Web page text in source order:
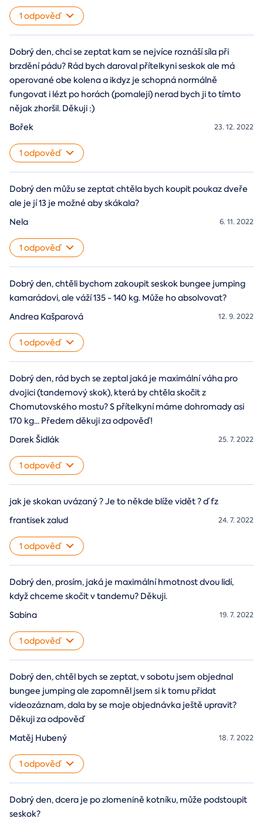
1 odpověď
Dobrý den, chci se zeptat kam se nejvíce roznáší síla při
brzdění pádu? Rád bych daroval přítelkyni seskok ale má
operované obe kolena a ikdyz je schopná normálně
fungovat i lézt po horách (pomaleji) nerad bych ji to tímto
nějak zhoršil. Děkuji :)
23. 12. 2022
Bořek
1 odpověď
Dobrý den můžu se zeptat chtěla bych koupit poukaz dveře
ale je jí 13 je možné aby skákala?
6. 11. 2022
Nela
1 odpověď
Dobrý den, chtěli bychom zakoupit seskok bungee jumping
kamarádovi, ale váží 135 - 140 kg. Může ho absolvovat?
12. 9. 2022
Andrea Kašparová
1 odpověď
Dobrý den, rád bych se zeptal jaká je maximální váha pro
dvojici (tandemový skok), která by chtěla skočit z
Chomutovského mostu? S přítelkyní máme dohromady asi
170 kg... Předem děkuji za odpověď!
25. 7. 2022
Darek Šidlák
1 odpověď
jak je skokan uvázaný ? Je to někde blíže vidět ? ď fz
24. 7. 2022
frantisek zalud
1 odpověď
Dobrý den, prosím, jaká je maximální hmotnost dvou lidí,
když chceme skočit v tandemu? Děkuji.
19. 7. 2022
Sabina
1 odpověď
Dobrý den, chtěl bych se zeptat, v sobotu jsem objednal
bungee jumping ale zapomněl jsem si k tomu přidat
videozáznam, dala by se moje objednávka ještě upravit?
Děkuji za odpověď
18. 7. 2022
Matěj Hubený
1 odpověď
Dobrý den, dcera je po zlomenině kotníku, může podstoupit
seskok?